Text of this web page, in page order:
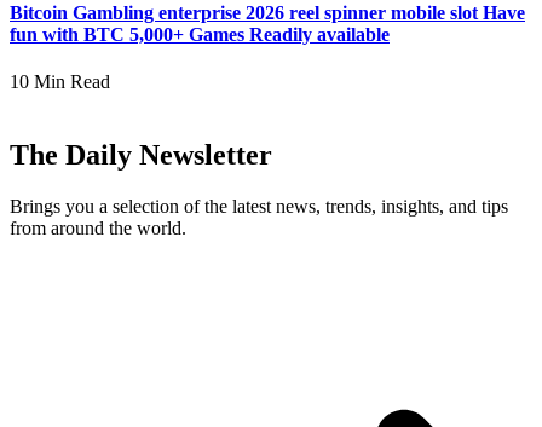
Bitcoin Gambling enterprise 2026 reel spinner mobile slot Have
fun with BTC 5,000+ Games Readily available
10 Min Read
The Daily Newsletter
Brings you a selection of the latest news, trends, insights, and tips
from around the world.